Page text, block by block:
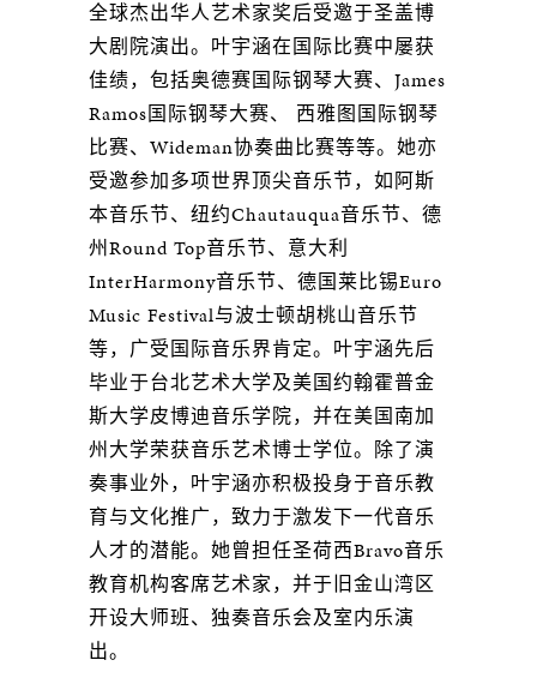
全球杰出华⼈艺术家奖后受邀于圣盖博
⼤剧院演出。叶宇涵在国际⽐赛中屡获
佳绩，包括奥德赛国际钢琴⼤赛、James
Ramos国际钢琴⼤赛、 西雅图国际钢琴
⽐赛、Wideman协奏曲⽐赛等等。她亦
受邀参加多项世界顶尖⾳乐节，如阿斯
本⾳乐节、纽约Chautauqua⾳乐节、德
州Round Top⾳乐节、意⼤利
InterHarmony⾳乐节、德国莱⽐锡Euro
Music Festival与波⼠顿胡桃⼭⾳乐节
等，⼴受国际⾳乐界肯定。叶宇涵先后
毕业于台北艺术⼤学及美国约翰霍普⾦
斯⼤学⽪博迪⾳乐学院，并在美国南加
州⼤学荣获⾳乐艺术博⼠学位。除了演
奏事业外，叶宇涵亦积极投⾝于⾳乐教
育与⽂化推⼴，致⼒于激发下⼀代⾳乐
⼈才的潜能。她曾担任圣荷西Bravo⾳乐
教育机构客席艺术家，并于旧⾦⼭湾区
开设⼤师班、独奏⾳乐会及室内乐演
出。